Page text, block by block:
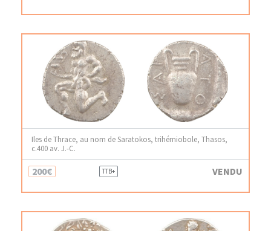
Iles de Thrace, au nom de Saratokos, trihémiobole, Thasos,
c.400 av. J.-C.
200€ TTB+ VENDU